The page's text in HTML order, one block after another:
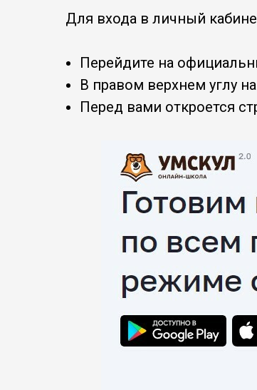
Для входа в личный
Перейдите на
В правом верхнем углу
Перед вами откроется